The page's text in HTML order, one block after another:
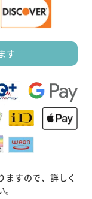
す
すので、詳しく